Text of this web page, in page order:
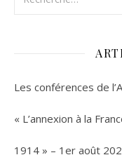
Les conférences de
« L’annexion à la
1914 » – 1er août